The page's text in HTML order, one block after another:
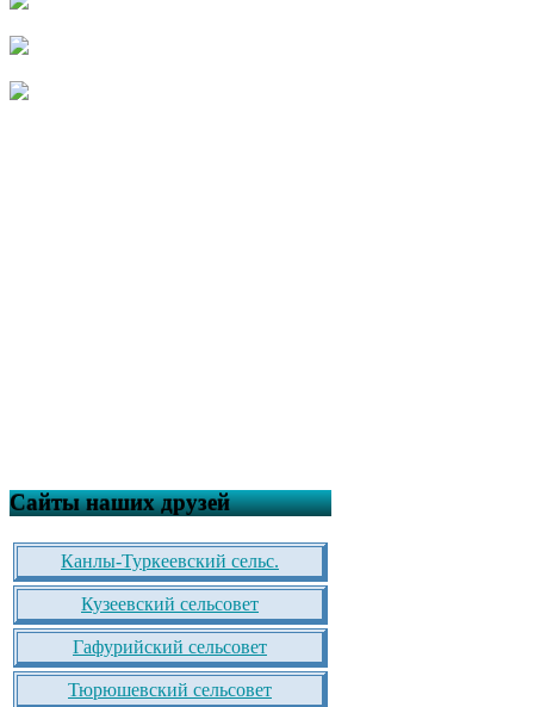
Сайты наших друзей
Канлы-Туркеевский сельс.
Кузеевский сельсовет
Гафурийский сельсовет
Тюрюшевский сельсовет